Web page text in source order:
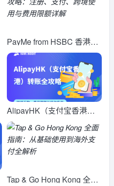
PayMe from HSBC 香港全
攻略：注册、支付、跨境使
用与费用限额详解
AlipayHK（支付宝香港）
转账全攻略：跨境汇款、费
用限额与操作指南
Tap & Go Hong Kong 全面